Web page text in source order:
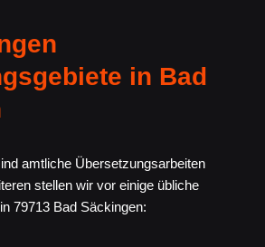
in Bad
amtliche Übersetzungsarbeiten
stellen wir vor einige übliche
79713 Bad Säckingen: